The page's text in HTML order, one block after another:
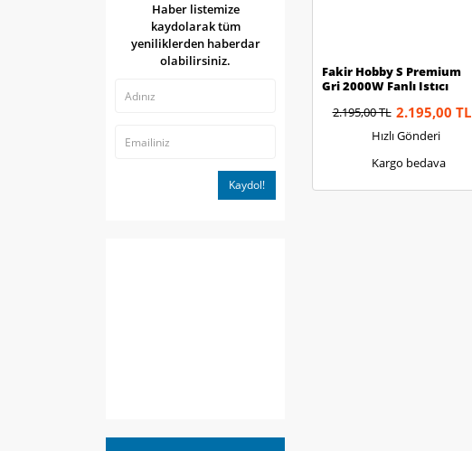
Haber listemize
kaydolarak tüm
yeniliklerden haberdar
olabilirsiniz.
Kaydol!
Fakir Hobby S Premium
Gri 2000W Fanlı Istıcı
2.195,00 TL 2.195,00 TL
Hızlı Gönderi
Kargo bedava